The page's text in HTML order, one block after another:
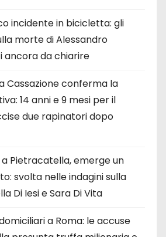
incidente in bicicletta: gli
morte di Alessandro
ancora da chiarire
Cassazione conferma la
14 anni e 9 mesi per il
due rapinatori dopo
Pietracatella, emerge un
svolta nelle indagini sulla
Di Iesi e Sara Di Vita
a Roma: le accuse